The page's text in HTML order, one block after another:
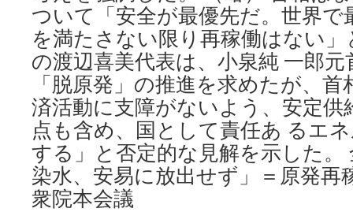
ついて「安全が最優先だ。世界で
を満たさない限り再稼働はない
の渡辺喜美代表は、小泉純 一郎
「脱原発」の推進を求めたが、
済活動に支障がないよう、安定
点も含め、国として責任あ るエ
する」と否定的な見解を示した。
染水、安易に放出せず」＝原発再
衆院本会議